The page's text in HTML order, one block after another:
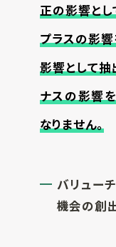
正の影響と
プラスの影
影響として
ナスの影響
なりません。
バリュー
機会の創